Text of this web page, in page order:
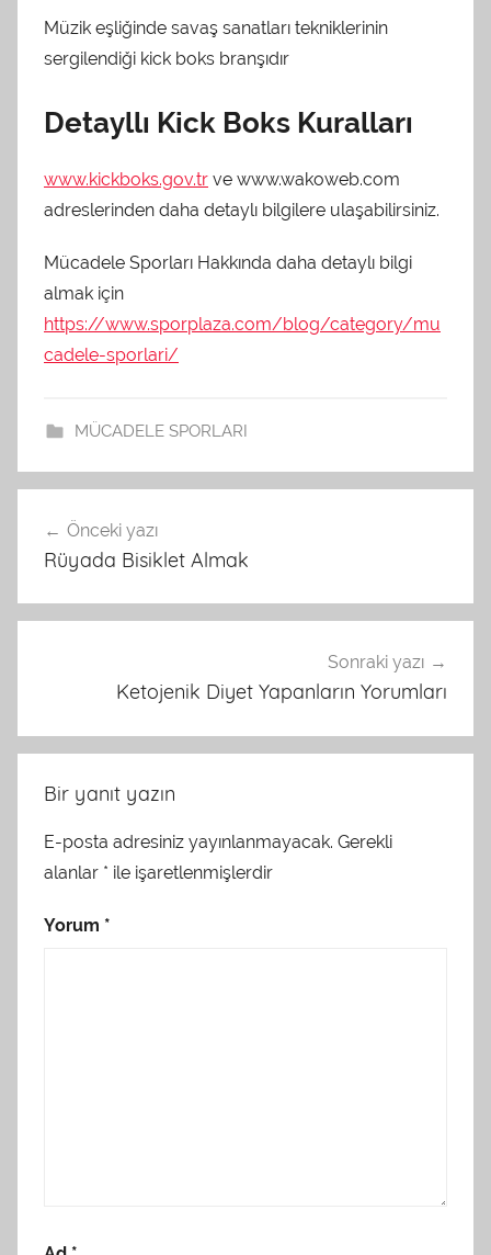
Müzik eşliğinde savaş sanatları tekniklerinin
sergilendiği kick boks branşıdır
Detayllı Kick Boks Kuralları
www.kickboks.gov.tr ve www.wakoweb.com
adreslerinden daha detaylı bilgilere ulaşabilirsiniz.
Mücadele Sporları Hakkında daha detaylı bilgi
almak için
https://www.sporplaza.com/blog/category/mu
cadele-sporlari/
MÜCADELE SPORLARI
gezinmesi
Önceki yazı
Rüyada Bisiklet Almak
Sonraki yazı
Ketojenik Diyet Yapanların Yorumları
Bir yanıt yazın
E-posta adresiniz yayınlanmayacak. Gerekli
alanlar * ile işaretlenmişlerdir
Yorum *